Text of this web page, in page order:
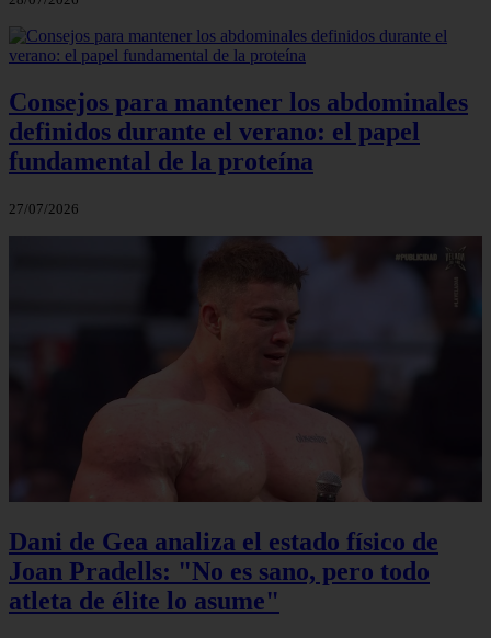
Consejos para mantener los abdominales
definidos durante el verano: el papel
fundamental de la proteína
27/07/2026
Dani de Gea analiza el estado físico de
Joan Pradells: "No es sano, pero todo
atleta de élite lo asume"